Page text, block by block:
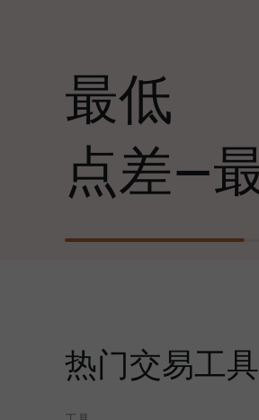
Loprais将刺激与纪
作为InstaForex合
心勃勃的目标
最低
点差—
每笔存款
交易速度
热门交易工具